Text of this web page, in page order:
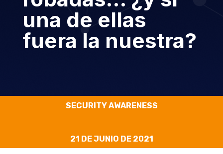
una de ellas
fuera la nuestra?
SECURITY AWARENESS
21 DE JUNIO DE 2021